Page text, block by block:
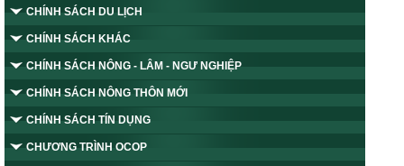
CHÍNH SÁCH DU LỊCH
CHÍNH SÁCH KHÁC
CHÍNH SÁCH NÔNG - LÂM - NGƯ NGHIỆP
CHÍNH SÁCH NÔNG THÔN MỚI
CHÍNH SÁCH TÍN DỤNG
CHƯƠNG TRÌNH OCOP